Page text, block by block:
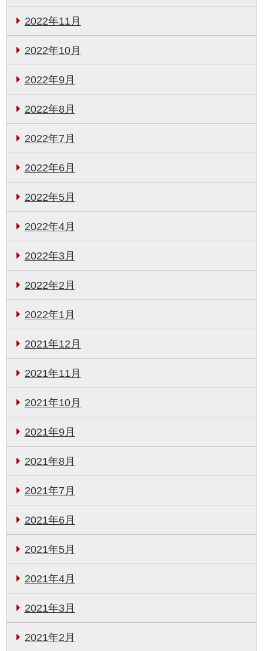
2022年11月
2022年10月
2022年9月
2022年8月
2022年7月
2022年6月
2022年5月
2022年4月
2022年3月
2022年2月
2022年1月
2021年12月
2021年11月
2021年10月
2021年9月
2021年8月
2021年7月
2021年6月
2021年5月
2021年4月
2021年3月
2021年2月